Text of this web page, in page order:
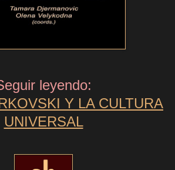
leyendo:
Y LA CULTURA
UNIVERSAL